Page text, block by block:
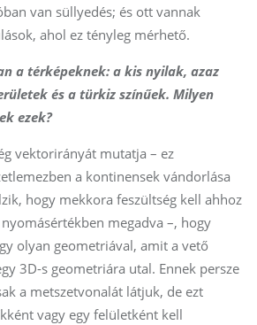
van süllyedés; és ott vannak
ahol ez tényleg mérhető.
a térképeknek: a kis nyilak, azaz
és a türkiz színűek. Milyen
ezek?
vektorirányát mutatja – ez
a kontinensek vándorlása
hogy mekkora feszültség kell ahhoz
megadva –, hogy
olyan geometriával, amit a vető
3D-s geometriára utal. Ennek persze
a metszetvonalát látjuk, de ezt
vagy egy felületként kell